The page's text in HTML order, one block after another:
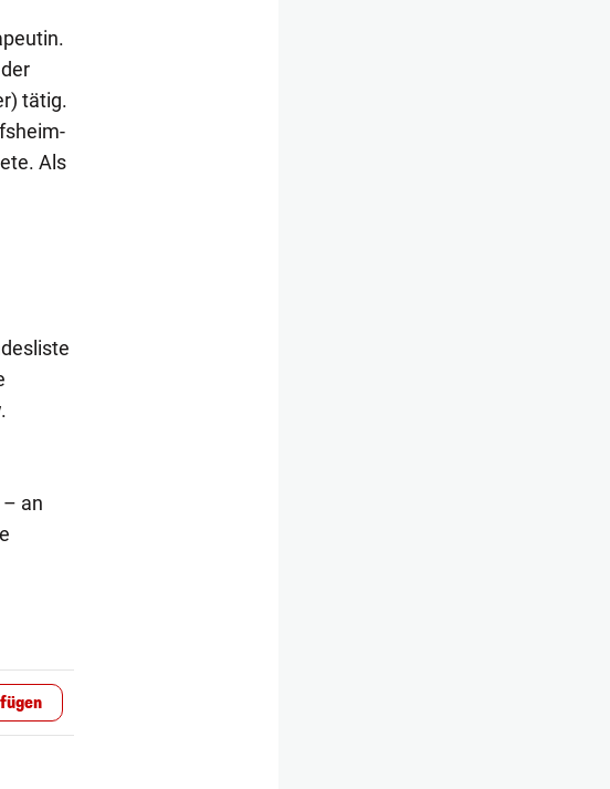
tätig.
Als
an